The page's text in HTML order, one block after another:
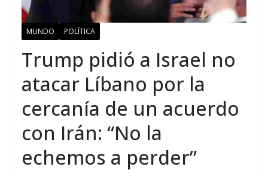
MUNDO POLÍTICA
Trump pidió a Israel no
atacar Líbano por la
cercanía de un acuerdo
con Irán: “No la
echemos a perder”